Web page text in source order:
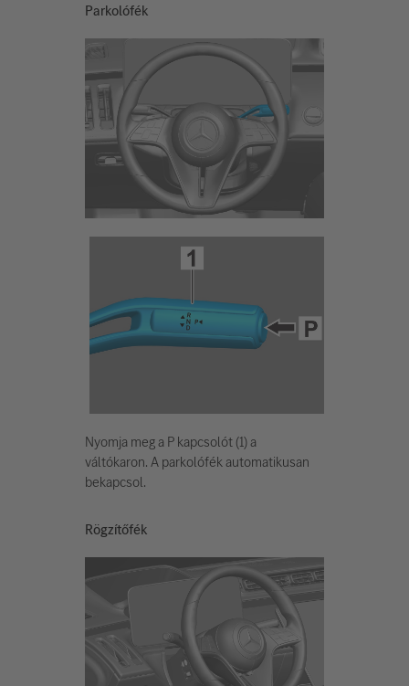
Parkolófék
Nyomja meg a P kapcsolót (1) a
váltókaron. A parkolófék automatikusan
bekapcsol.
Rögzítőfék